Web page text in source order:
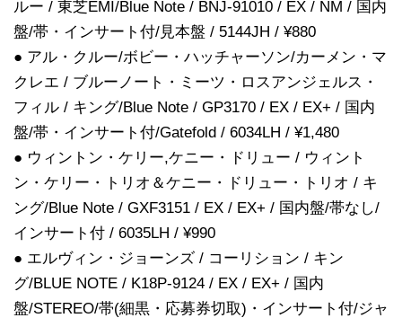
ルー / 東芝EMI/Blue Note / BNJ-91010 / EX / NM / 国内
盤/帯・インサート付/見本盤 / 5144JH / ¥880
● アル・クルー/ボビー・ハッチャーソン/カーメン・マ
クレエ / ブルーノート・ミーツ・ロスアンジェルス・
フィル / キング/Blue Note / GP3170 / EX / EX+ / 国内
盤/帯・インサート付/Gatefold / 6034LH / ¥1,480
● ウィントン・ケリー,ケニー・ドリュー / ウィント
ン・ケリー・トリオ＆ケニー・ドリュー・トリオ / キ
ング/Blue Note / GXF3151 / EX / EX+ / 国内盤/帯なし/
インサート付 / 6035LH / ¥990
● エルヴィン・ジョーンズ / コーリション / キン
グ/BLUE NOTE / K18P-9124 / EX / EX+ / 国内
盤/STEREO/帯(細黒・応募券切取)・インサート付/ジャ